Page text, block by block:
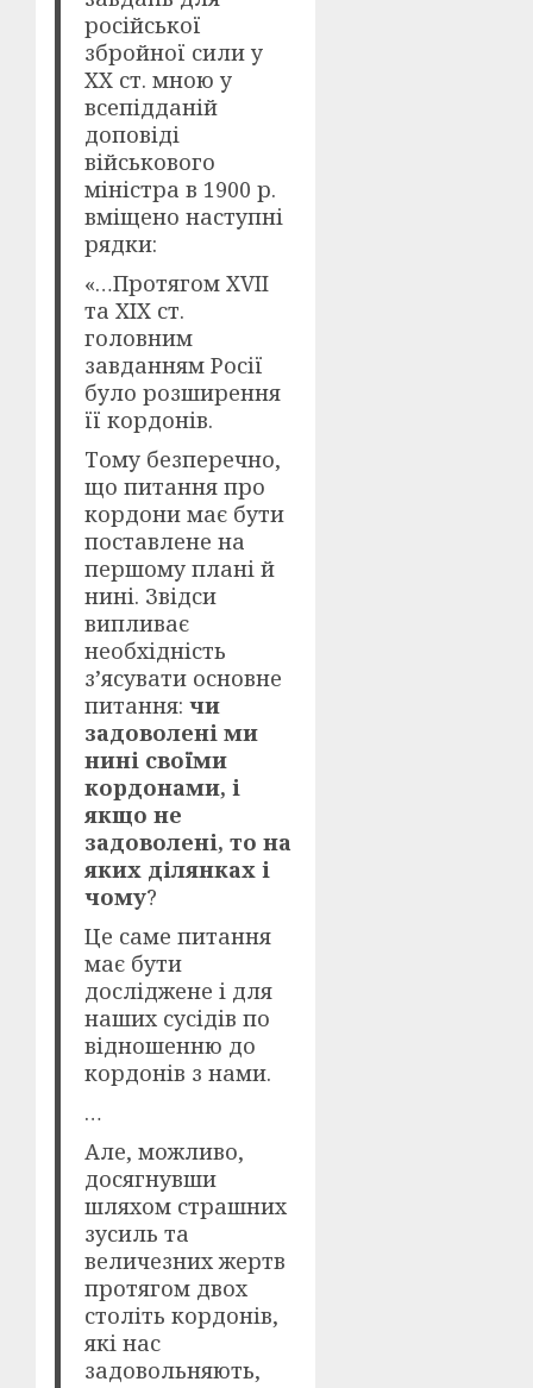
російської
збройної сили у
XX ст. мною у
всепідданій
доповіді
військового
міністра в 1900 р.
вміщено наступні
рядки:
«…Протягом XVII
та XIX ст.
головним
завданням Росії
було розширення
її кордонів.
Тому безперечно,
що питання про
кордони має бути
поставлене на
першому плані й
нині. Звідси
випливає
необхідність
з’ясувати основне
питання:чи
задоволені ми
нині своїми
кордонами, і
якщо не
задоволені, то на
яких ділянках і
чому?
Це саме питання
має бути
досліджене і для
наших сусідів по
відношенню до
кордонів з нами.
…
Але, можливо,
досягнувши
шляхом страшних
зусиль та
величезних жертв
протягом двох
століть кордонів,
які нас
задовольняють,